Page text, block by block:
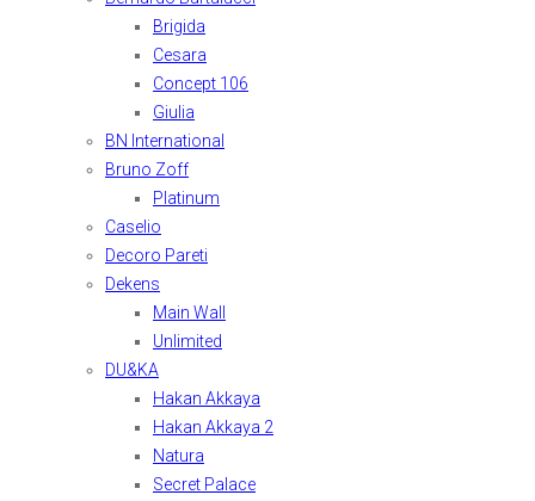
Brigida
Cesara
Concept 106
Giulia
BN International
Bruno Zoff
Platinum
Caselio
Decoro Pareti
Dekens
Main Wall
Unlimited
DU&KA
Hakan Akkaya
Hakan Akkaya 2
Natura
Secret Palace